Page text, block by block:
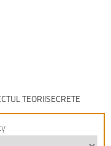
TEORIISECRETE